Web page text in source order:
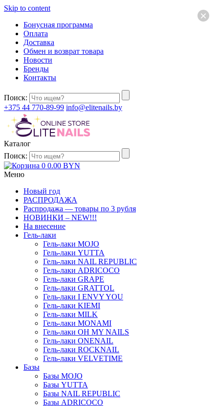
Skip to content
Бонусная программа
Оплата
Доставка
Обмен и возврат товара
Новости
Бренды
Контакты
Поиск:
+375 44 770-89-99 info@elitenails.by
Каталог
Поиск:
0 0.00 BYN
Меню
Новый год
РАСПРОДАЖА
Распродажа — товары по 3 рубля
НОВИНКИ – NEW!!!
На внесение
Гель-лаки
Гель-лаки MOJO
Гель-лаки YUTTA
Гель-лаки NAIL REPUBLIC
Гель-лаки ADRICOCO
Гель-лаки GRAPE
Гель-лаки GRATTOL
Гель-лаки I ENVY YOU
Гель-лаки KIEMI
Гель-лаки MILK
Гель-лаки MONAMI
Гель-лаки OH MY NAILS
Гель-лаки ONENAIL
Гель-лаки ROCKNAIL
Гель-лаки VELVETIME
Базы
Базы MOJO
Базы YUTTA
Базы NAIL REPUBLIC
Базы ADRICOCO
×